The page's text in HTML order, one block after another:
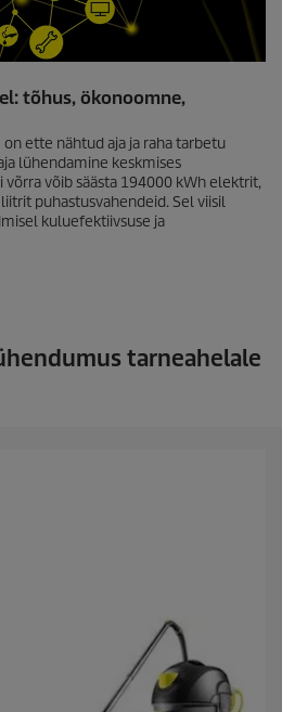
tõhus, ökonoomne,
ette nähtud aja ja raha tarbetu
lühendamine keskmises
võib säästa 194000 kWh elektrit,
puhastusvahendeid. Sel viisil
kuluefektiivsuse ja
tarneahelale